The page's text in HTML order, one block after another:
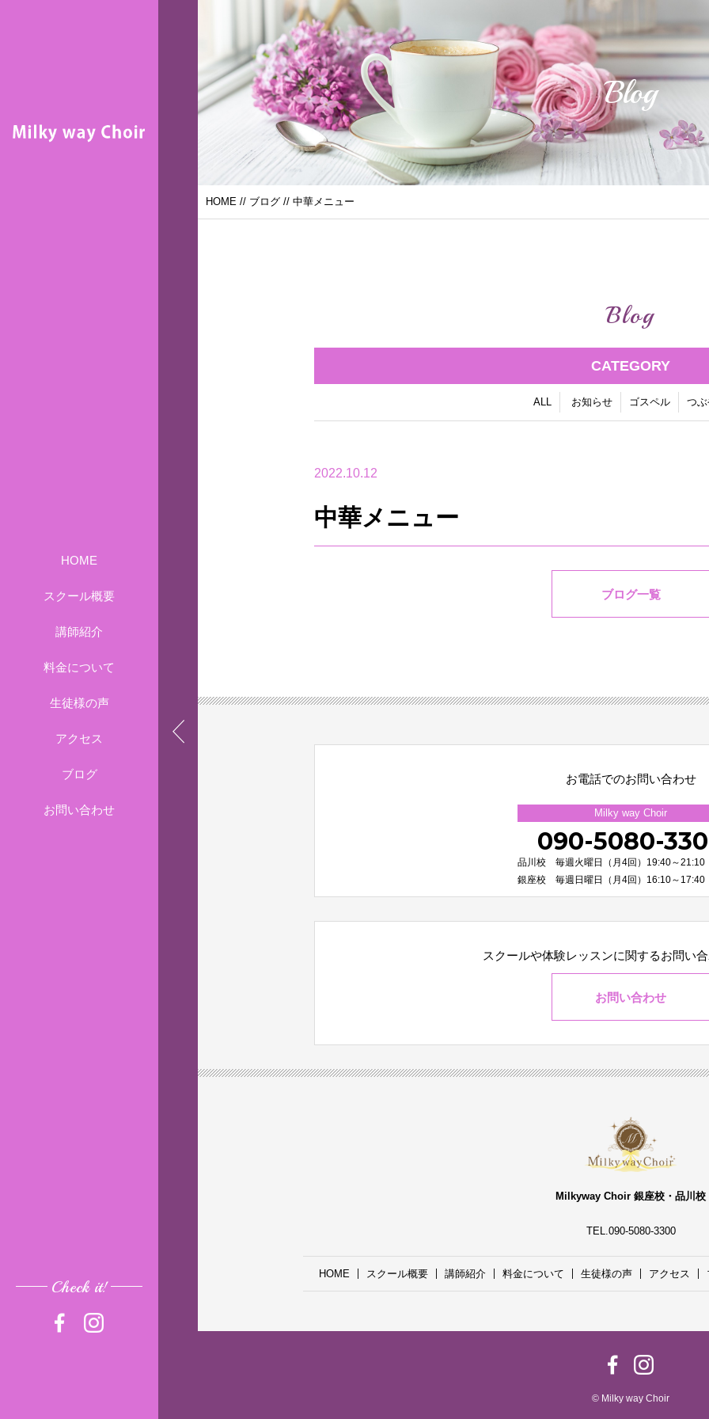
HOME
スクール概要
講師紹介
料金について
生徒様の声
アクセス
ブログ
お問い合わせ
Check it!
Blog
HOME // ブログ // 中華メニュー
Blog
CATEGORY
ALL お知らせ ゴスペル つ
2022.10.12
中華メニュー
ブログ一覧
お電話でのお問い合わせ
Milky way Choir
090-5080-
品川校 毎週火曜日（月4回）19:40～21:10
銀座校 毎週日曜日（月4回）16:10～17:40
スクールや体験レッスンに関するお問い
お問い合わせ
Milkyway Choir 銀座校・品川校
TEL.090-5080-3300
HOME スクール概要 講師紹介 料金について 生徒様の声 アクセス
© Milky way Choir